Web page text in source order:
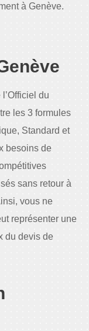
à Genève.
du
les 3 formules
Standard et
besoins de
sans retour à
vous ne
représenter une
du devis de